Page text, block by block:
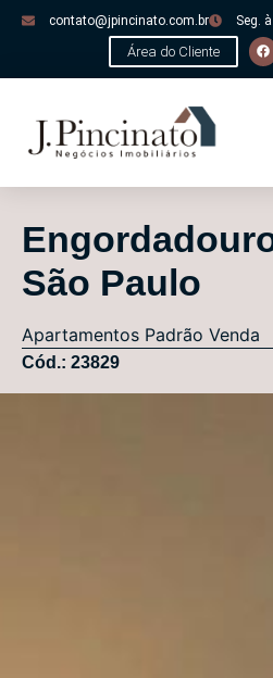
contato@jpincinato.com.br Seg.
Área do Cliente
São Paulo
Apartamentos Padrão Venda
Cód.: 23829